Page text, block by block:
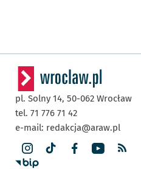
pl. Solny 14, 50-062 Wrocław
tel. 71 776 71 42
e-mail: redakcja@araw.pl